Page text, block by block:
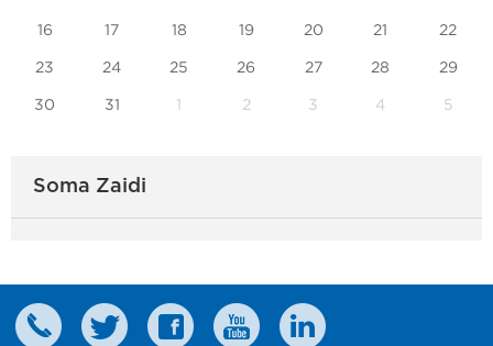
16 17 18 19 20 21 22
23 24 25 26 27 28 29
30 31 1 2 3 4 5
Soma Zaidi